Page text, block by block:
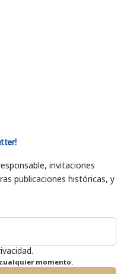
invitaciones
publicaciones históricas, y
momento.